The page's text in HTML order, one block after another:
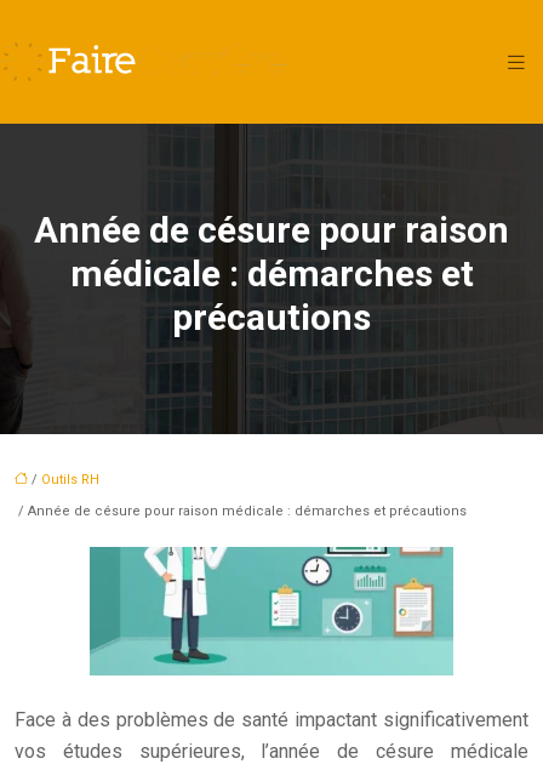
Année de césure pour raison
médicale : démarches et
précautions
/ Outils RH
/ Année de césure pour raison médicale : démarches et précautions
Face à des problèmes de santé impactant significativement
vos études supérieures, l’année de césure médicale